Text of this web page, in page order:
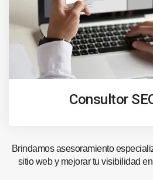
Consultor
Brindamos asesoramiento
sitio web y mejorar tu visibilidad